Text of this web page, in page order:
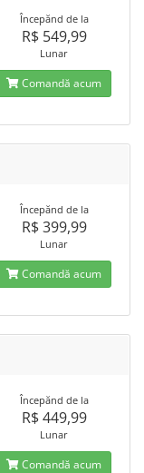
Începănd de la
R$ 549,99
Lunar
Comandă acum
Începănd de la
R$ 399,99
Lunar
Comandă acum
Începănd de la
R$ 449,99
Lunar
Comandă acum